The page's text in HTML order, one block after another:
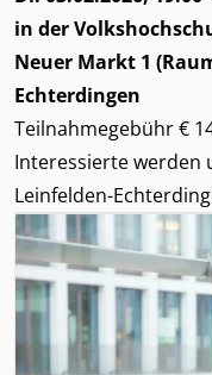
in der
Neuer Markt 1
Echterdingen
Teilnahmegebühr €
Interessierte werden
Leinfelden-